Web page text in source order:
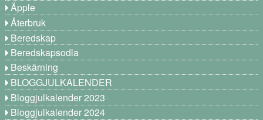
Äpple
Återbruk
Beredskap
Beredskapsodla
Beskärning
BLOGGJULKALENDER
Bloggjulkalender 2023
Bloggjulkalender 2024